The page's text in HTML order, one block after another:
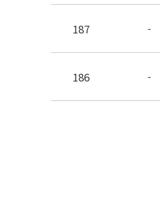
187 -
186 -